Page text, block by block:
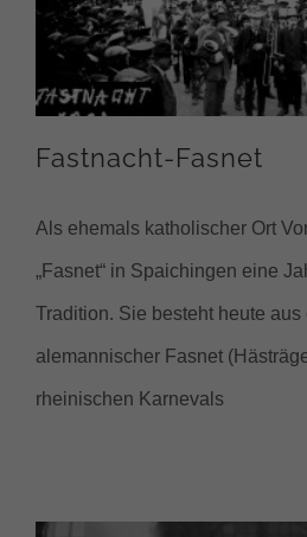
Fastnacht-Fasnet
Als ehemals katholischer Ort
„Fasnet“ in Spaichingen eine
Tradition. Sie besteht heute
alemannischer Fasnet
rheinischen Karnevals